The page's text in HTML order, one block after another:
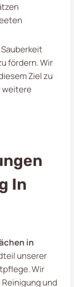
fördern. Wir
Ziel zu
weitere
In
in
unserer
Wir
und